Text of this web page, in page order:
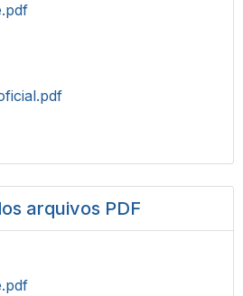
arquivos PDF